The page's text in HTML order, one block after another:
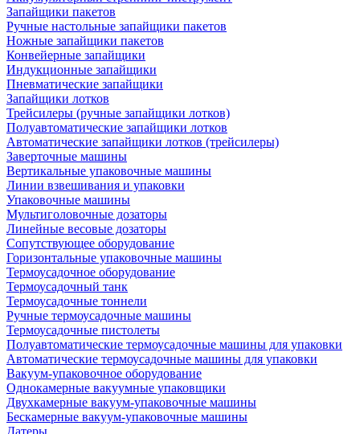
Запайщики пакетов
Ручные настольные запайщики пакетов
Ножные запайщики пакетов
Конвейерные запайщики
Индукционные запайщики
Пневматические запайщики
Запайщики лотков
Трейсилеры (ручные запайщики лотков)
Полуавтоматические запайщики лотков
Автоматические запайщики лотков (трейсилеры)
Заверточные машины
Вертикальные упаковочные машины
Линии взвешивания и упаковки
Упаковочные машины
Мультиголовочные дозаторы
Линейные весовые дозаторы
Сопутствующее оборудование
Горизонтальные упаковочные машины
Термоусадочное оборудование
Термоусадочный танк
Термоусадочные тоннели
Ручные термоусадочные машины
Термоусадочные пистолеты
Полуавтоматические термоусадочные машины для упаковки
Автоматические термоусадочные машины для упаковки
Вакуум-упаковочное оборудование
Однокамерные вакуумные упаковщики
Двухкамерные вакуум-упаковочные машины
Бескамерные вакуум-упаковочные машины
Датеры